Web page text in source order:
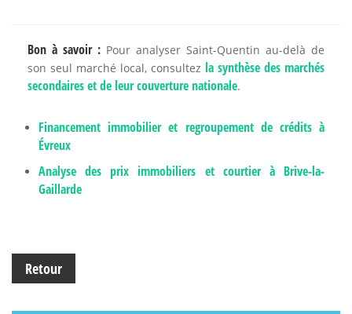
Bon à savoir : Pour analyser Saint-Quentin au-delà de
son seul marché local, consultez la synthèse des marchés
secondaires et de leur couverture nationale.
Financement immobilier et regroupement de crédits à
Évreux
Analyse des prix immobiliers et courtier à Brive-la-
Gaillarde
Retour